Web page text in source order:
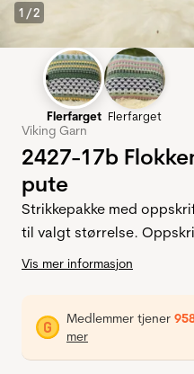
1 /2
Flerfarget Flerfarget
Viking Garn
2427-17b
pute
Strikkepakke med
til valgt størrelse.
Vis mer informasjon
Medlemmer tjener
mer